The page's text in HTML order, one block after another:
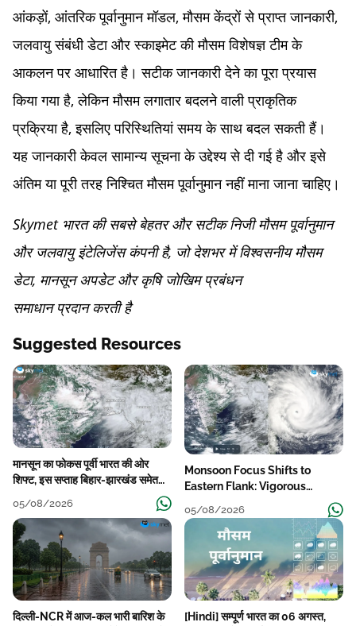
आंकड़ों, आंतरिक पूर्वानुमान मॉडल, मौसम केंद्रों से प्राप्त जानकारी,
जलवायु संबंधी डेटा और स्काइमेट की मौसम विशेषज्ञ टीम के
आकलन पर आधारित है। सटीक जानकारी देने का पूरा प्रयास
किया गया है, लेकिन मौसम लगातार बदलने वाली प्राकृतिक
प्रक्रिया है, इसलिए परिस्थितियां समय के साथ बदल सकती हैं।
यह जानकारी केवल सामान्य सूचना के उद्देश्य से दी गई है और इसे
अंतिम या पूरी तरह निश्चित मौसम पूर्वानुमान नहीं माना जाना चाहिए।
Skymet भारत की सबसे बेहतर और सटीक निजी मौसम पूर्वानुमान
और जलवायु इंटेलिजेंस कंपनी है, जो देशभर में विश्वसनीय मौसम
डेटा, मानसून अपडेट और कृषि जोखिम प्रबंधन
समाधान प्रदान करती है
Suggested Resources
मानसून का फोकस पूर्वी भारत की ओर
शिफ्ट, इस सप्ताह बिहार-झारखंड समेत
05/08/2026
Monsoon Focus Shifts to
Eastern Flank: Vigorous
05/08/2026
दिल्ली-NCR में आज-कल भारी बारिश के
[Hindi] सम्पूर्ण भारत का 06 अगस्त,